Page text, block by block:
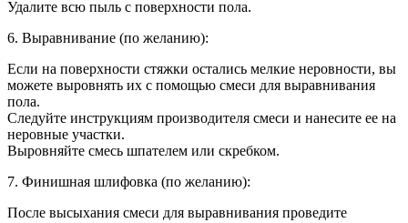
Удалите всю пыль с поверхности пола.
6. Выравнивание (по желанию):
Если на поверхности стяжки остались мелкие неровности, вы
можете выровнять их с помощью смеси для выравнивания
пола.
Следуйте инструкциям производителя смеси и нанесите ее на
неровные участки.
Выровняйте смесь шпателем или скребком.
7. Финишная шлифовка (по желанию):
После высыхания смеси для выравнивания проведите